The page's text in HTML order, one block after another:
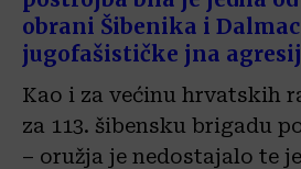
obrani Šibenika i
jugofašističke jna
Kao i za većinu hrvatskih
za 113. šibensku brigadu
– oružja je nedostajalo te